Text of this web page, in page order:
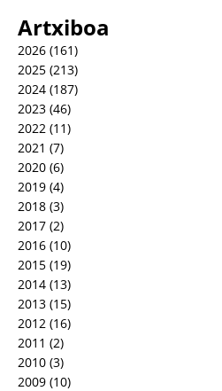
Artxiboa
2026 (161)
2025 (213)
2024 (187)
2023 (46)
2022 (11)
2021 (7)
2020 (6)
2019 (4)
2018 (3)
2017 (2)
2016 (10)
2015 (19)
2014 (13)
2013 (15)
2012 (16)
2011 (2)
2010 (3)
2009 (10)